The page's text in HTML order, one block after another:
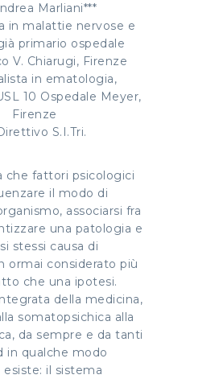
Marliani***
in malattie nervose e
primario ospedale
V. Chiarugi, Firenze
in ematologia,
10 Ospedale Meyer,
Firenze
S.I.Tri.
che fattori psicologici
il modo di
associarsi fra
una patologia e
stessi causa di
ormai considerato più
che una ipotesi.
della medicina,
somatopsichica alla
da sempre e da tanti
in qualche modo
esiste: il sistema